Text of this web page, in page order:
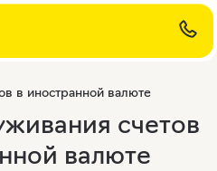
в иностранной валюте
счетов
валюте